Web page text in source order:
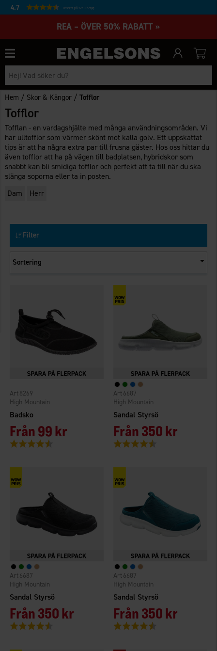
4.7 Baserat på 27231 betyg
REA – ÖVER 50% RABATT »
Hem / Skor & Kängor /Tofflor
Tofflor
Tofflan - en vardagshjälte med många användningsområden. Vi
har ulltofflor som värmer skönt mot kalla golv. Ett uppskattat
tips är att ha några extra par till frusna gäster. Hos oss hittar du
även tofflor att ha på vägen till badplatsen, hybridskor som
snabbt kan bli smidiga tofflor och perfekt att ta till när du ska
slänga soporna eller ta in posten.
Dam
Herr
Filter
Sortering
Badsko
High Mountain
8269
Från99 kr
Betyg:
Sandal Styrsö
High Mountain
6687
Från350 kr
Betyg:
Sandal Styrsö
High Mountain
6687
Från350 kr
Betyg:
Sandal Styrsö
High Mountain
6687
Från350 kr
Betyg: